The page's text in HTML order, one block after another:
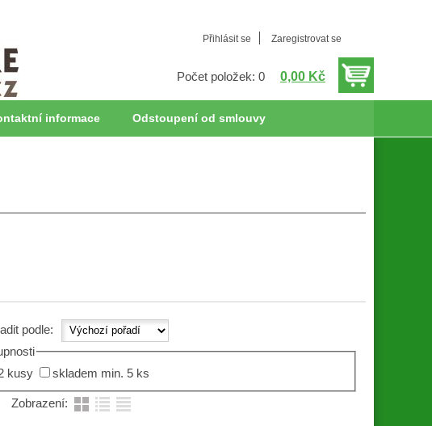
Přihlásit se Zaregistrovat se
Počet položek: 0 0,00 Kč
informace Odstoupení od smlouvy
podle:
kusy skladem min. 5 ks
Zobrazení: